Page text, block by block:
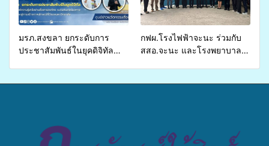
เหลื่อมล้ำ ยกระดับคุณภาพ
ชีวิตประชาชนอย่างยั่งยืน
มรภ.สงขลา ยกระดับการ
ประชาสัมพันธ์ในยุคดิจิทัล
กฟผ.โรงไฟฟ้าจะนะ ร่วมกับ
สสอ.จะนะ และโรงพยาบาล